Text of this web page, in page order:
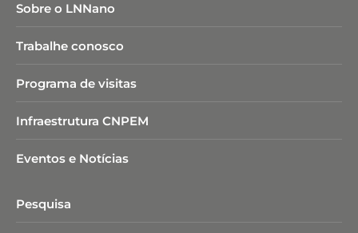
Sobre o LNNano
Trabalhe conosco
Programa de visitas
Infraestrutura CNPEM
Eventos e Notícias
Pesquisa